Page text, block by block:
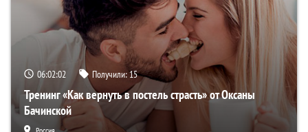
06:02:01 Получили:15
Тренинг «Как вернуть в постель страсть» от Оксаны
Бачинской